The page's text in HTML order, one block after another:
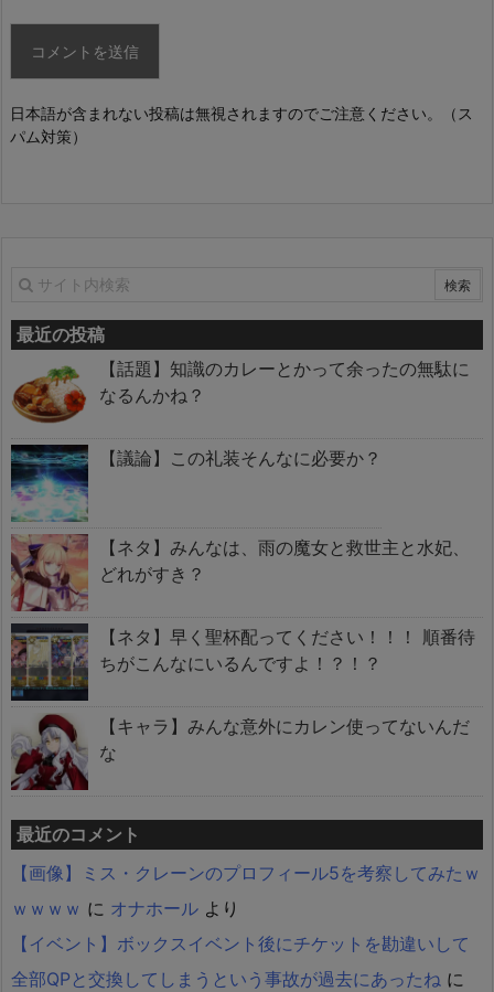
日本語が含まれない投稿は無視されますのでご注意ください。（ス
パム対策）
最近の投稿
【話題】知識のカレーとかって余ったの無駄に
なるんかね？
【議論】この礼装そんなに必要か？
【ネタ】みんなは、雨の魔女と救世主と水妃、
どれがすき？
【ネタ】早く聖杯配ってください！！！ 順番待
ちがこんなにいるんですよ！？！？
【キャラ】みんな意外にカレン使ってないんだ
な
最近のコメント
【画像】ミス・クレーンのプロフィール5を考察してみたｗ
ｗｗｗｗ に オナホール より
【イベント】ボックスイベント後にチケットを勘違いして
全部QPと交換してしまうという事故が過去にあったね に